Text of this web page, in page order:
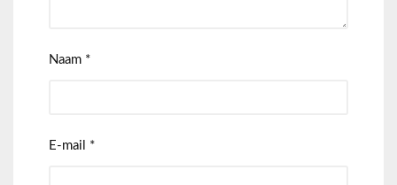
Naam *
E-mail *